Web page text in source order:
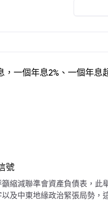
一個年息2%、一個年息
號
縮減聯準會資產負債表，此
及中東地緣政治緊張局勢，